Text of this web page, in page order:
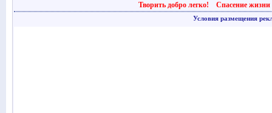
Творить добро легко! Спасение жизни
Условия размещения